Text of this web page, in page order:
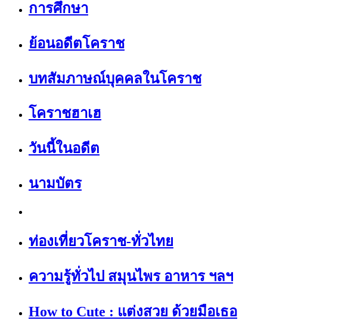
การศึกษา
ย้อนอดีตโคราช
บทสัมภาษณ์บุคคลในโคราช
โคราชฮาเฮ
วันนี้ในอดีต
นามบัตร
ท่องเที่ยวโคราช-ทั่วไทย
ความรู้ทั่วไป สมุนไพร อาหาร ฯลฯ
How to Cute : แต่งสวย ด้วยมือเธอ